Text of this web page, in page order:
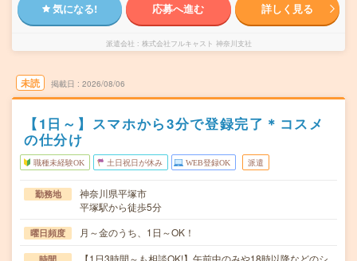
気になる! 応募へ進む 詳しく見る
派遣会社 株式会社フルキャスト 神奈川支社
未読 掲載日 2026/08/06
【1日～】スマホから3分で登録完了＊コスメ
の仕分け
職種未経験OK 土日祝日が休み WEB登録OK 派遣
勤務地
神奈川県平塚市
平塚駅から徒歩5分
曜日頻度 月～金のうち、1日～OK！
【1日3時間～も相談OK!】午前中のみや18時以降などのシ